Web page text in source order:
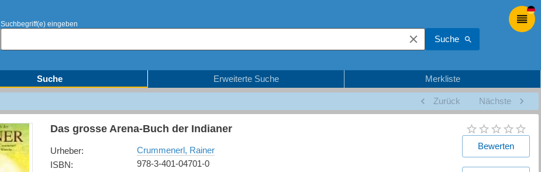
Suchbegriff(e) eingeben
Suche
Suche Erweiterte Suche Merkliste
Zurück Nächste
Das grosse Arena-Buch der Indianer
Urheber:
Crummenerl, Rainer
ISBN:
978-3-401-04701-0
Bewerten